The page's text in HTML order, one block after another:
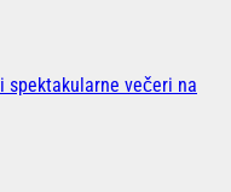
spektakularne večeri na